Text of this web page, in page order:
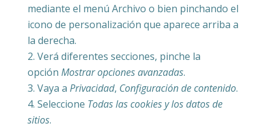
mediante el menú Archivo o bien pinchando el
icono de personalización que aparece arriba a
la derecha.
Verá diferentes secciones, pinche la
opción Mostrar opciones avanzadas.
Vaya a Privacidad, Configuración de contenido.
Seleccione Todas las cookies y los datos de
sitios.